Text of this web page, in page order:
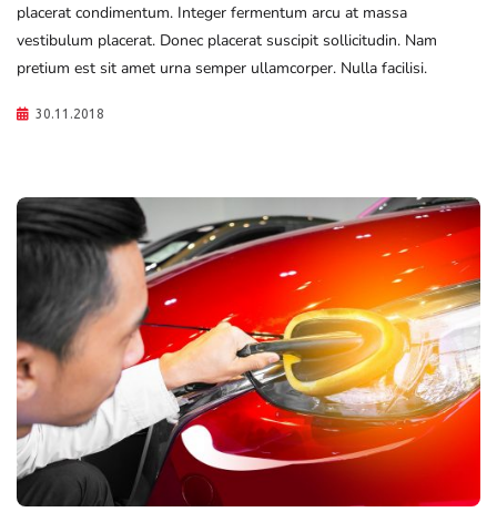
placerat condimentum. Integer fermentum arcu at massa
vestibulum placerat. Donec placerat suscipit sollicitudin. Nam
pretium est sit amet urna semper ullamcorper. Nulla facilisi.
30.11.2018